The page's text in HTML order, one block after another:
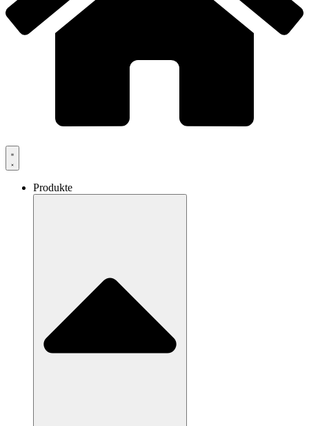
Produkte